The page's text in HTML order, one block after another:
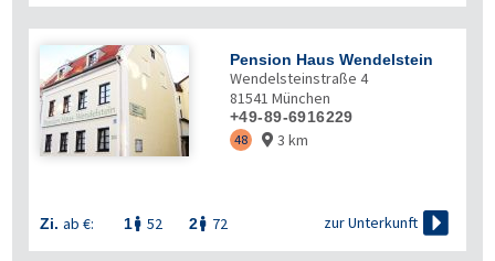
Pension Haus Wendelstein
Wendelsteinstraße 4
81541 München
+49-89-6916229
48  3 km
Zi. ab €: 1 52 2 72 zur Unterkunft 